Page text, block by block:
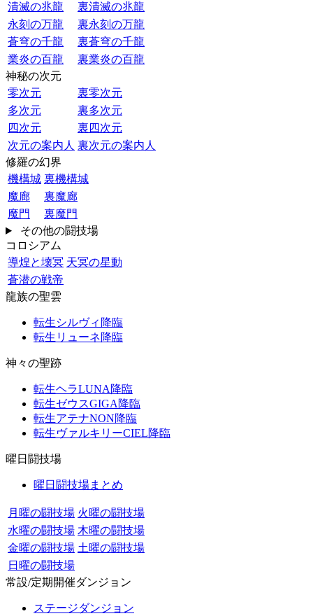
潰滅の兆龍
裏潰滅の兆龍
永刻の万龍
裏永刻の万龍
蒼穹の千龍
裏蒼穹の千龍
業炎の百龍
裏業炎の百龍
神秘の次元
零次元
裏零次元
多次元
裏多次元
四次元
裏四次元
次元の案内人 裏次元の案内人
修羅の幻界
機構城 裏機構城
魔廊
裏魔廊
魔門
裏魔門
その他の闘技場
コロシアム
導煌と壊冥 天冥の星動
蒼潜の戦帝
龍族の聖雲
転生シルヴィ降臨
転生リューネ降臨
神々の聖跡
転生ヘラLUNA降臨
転生ゼウスGIGA降臨
転生アテナNON降臨
転生ヴァルキリーCIEL降臨
曜日闘技場
曜日闘技場まとめ
月曜の闘技場 火曜の闘技場
水曜の闘技場 木曜の闘技場
金曜の闘技場 土曜の闘技場
日曜の闘技場
常設/定期開催ダンジョン
ステージダンジョン